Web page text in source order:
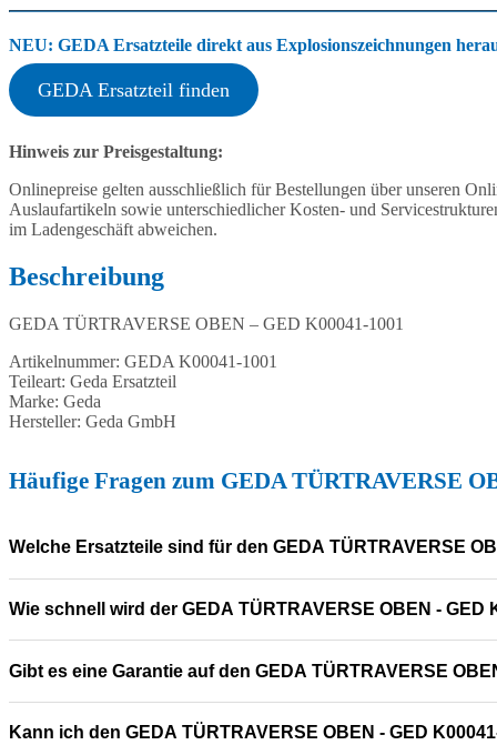
NEU: GEDA Ersatzteile direkt aus Explosionszeichnungen
GEDA Ersatzteil finden
Hinweis zur Preisgestaltung:
Onlinepreise gelten ausschließlich für Bestellungen über unseren
Auslaufartikeln sowie unterschiedlicher Kosten- und
im Ladengeschäft abweichen.
Beschreibung
GEDA TÜRTRAVERSE OBEN – GED K00041-1001
Artikelnummer: GEDA K00041-1001
Teileart: Geda Ersatzteil
Marke: Geda
Hersteller: Geda GmbH
Häufige Fragen zum GEDA TÜRTRAVERSE
Welche Ersatzteile sind für den GEDA TÜRTRAVERSE
Wie schnell wird der GEDA TÜRTRAVERSE OBEN - GED
Gibt es eine Garantie auf den GEDA TÜRTRAVERSE
Kann ich den GEDA TÜRTRAVERSE OBEN - GED